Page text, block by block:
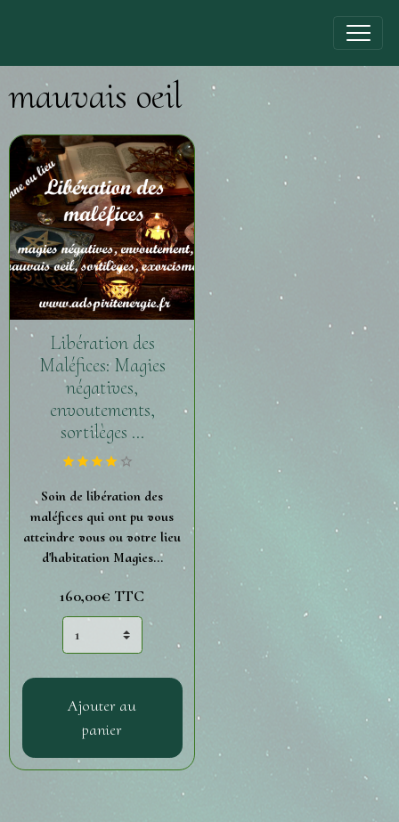
mauvais oeil
Libération des
Maléfices: Magies
négatives,
envoutements,
sortilèges ...
Soin de libération des
maléfices qui ont pu vous
atteindre vous ou votre lieu
d'habitation Magies...
160,00€ TTC
Ajouter au
panier